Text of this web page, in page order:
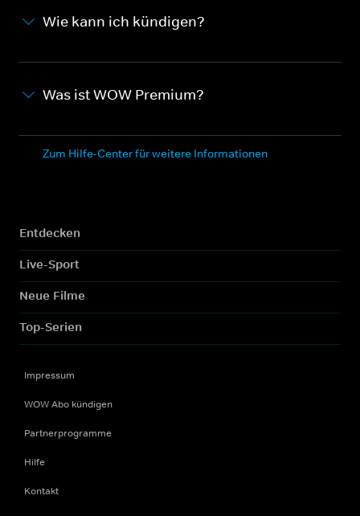
Wie kann ich kündigen?
Was ist WOW Premium?
Zum Hilfe-Center für weitere Informationen
Entdecken
Live-Sport
Neue Filme
Top-Serien
Impressum
WOW Abo kündigen
Partnerprogramme
Hilfe
Kontakt